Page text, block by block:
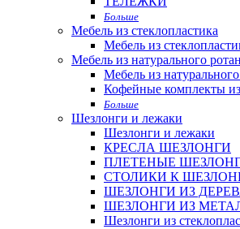
Больше
Мебель из стеклопластика
Мебель из
Мебель из натурального
Мебель из
Кофейные комплекты из
Больше
Шезлонги и лежаки
Шезлонги и лежаки
КРЕСЛА ШЕЗЛОНГИ
ПЛЕТЕНЫЕ
СТОЛИКИ К
ШЕЗЛОНГИ ИЗ
ШЕЗЛОНГИ ИЗ
Шезлонги из